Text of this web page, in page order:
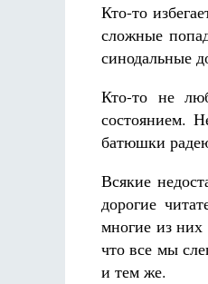
Кто-то
сложные
синодальные
Кто-то не
состоянием.
батюшки
Всякие
дорогие
многие из
что все мы
и тем же.